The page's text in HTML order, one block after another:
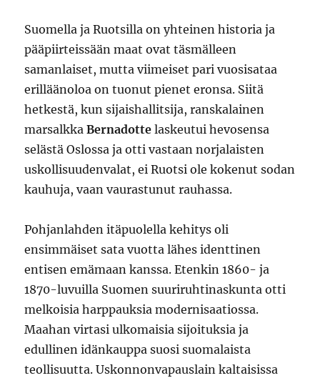
Suomella ja Ruotsilla on yhteinen historia ja
pääpiirteissään maat ovat täsmälleen
samanlaiset, mutta viimeiset pari vuosisataa
erilläänoloa on tuonut pienet eronsa. Siitä
hetkestä, kun sijaishallitsija, ranskalainen
marsalkkaBernadotte laskeutui hevosensa
selästä Oslossa ja otti vastaan norjalaisten
uskollisuudenvalat, ei Ruotsi ole kokenut sodan
kauhuja, vaan vaurastunut rauhassa.
Pohjanlahden itäpuolella kehitys oli
ensimmäiset sata vuotta lähes identtinen
entisen emämaan kanssa. Etenkin 1860- ja
1870-luvuilla Suomen suuriruhtinaskunta otti
melkoisia harppauksia modernisaatiossa.
Maahan virtasi ulkomaisia sijoituksia ja
edullinen idänkauppa suosi suomalaista
teollisuutta. Uskonnonvapauslain kaltaisissa